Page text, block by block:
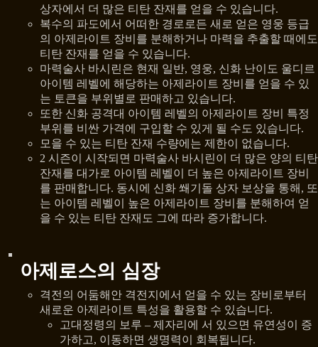
상자에서 더 많은 티탄 잔재를 얻을 수 있습니다.
복수의 파도에서 어떠한 경로로든 새로 얻은 영웅 등급
의 아제라이트 장비를 분해하거나 마력을 추출할 때에도
티탄 잔재를 얻을 수 있습니다.
마력술사 바시린은 현재 일반, 영웅, 신화 난이도 울디르
아이템 레벨에 해당하는 아제라이트 장비를 얻을 수 있
는 토큰을 부위별로 판매하고 있습니다.
또한 신화 공격대 아이템 레벨의 아제라이트 장비 특정
부위를 비싼 가격에 구입할 수 있게 될 수도 있습니다.
모을 수 있는 티탄 잔재 수량에는 제한이 없습니다.
2 시즌이 시작되면 마력술사 바시린이 더 많은 양의 티탄
잔재를 대가로 아이템 레벨이 더 높은 아제라이트 장비
를 판매합니다. 동시에 신화 쐐기돌 상자 보상을 통해, 또
는 아이템 레벨이 높은 아제라이트 장비를 분해하여 얻
을 수 있는 티탄 잔재도 그에 따라 증가합니다.
아제로스의 심장
격전의 어둠해안 격전지에서 얻을 수 있는 장비로부터
새로운 아제라이트 특성을 활용할 수 있습니다.
고대정령의 보루 – 제자리에 서 있으면 유연성이 증
가하고, 이동하면 생명력이 회복됩니다.